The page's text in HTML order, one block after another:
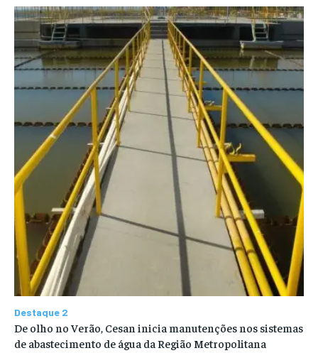
Destaque 2
De olho no Verão, Cesan inicia manutenções nos sistemas
de abastecimento de água da Região Metropolitana